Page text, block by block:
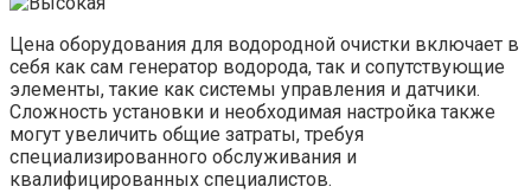
Цена оборудования для водородной очистки включает в
себя как сам генератор водорода, так и сопутствующие
элементы, такие как системы управления и датчики.
Сложность установки и необходимая настройка также
могут увеличить общие затраты, требуя
специализированного обслуживания и
квалифицированных специалистов.